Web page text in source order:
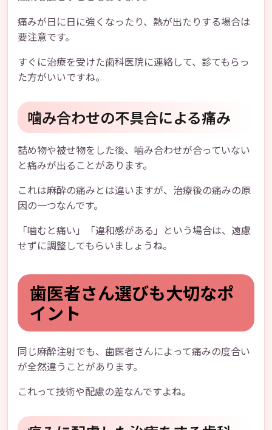
痛みが日に日に強くなったり、熱が出たりする場合は
要注意です。
すぐに治療を受けた歯科医院に連絡して、診てもらっ
た方がいいですね。
噛み合わせの不具合による痛み
詰め物や被せ物をした後、噛み合わせが合っていない
と痛みが出ることがあります。
これは麻酔の痛みとは違いますが、治療後の痛みの原
因の一つなんです。
「噛むと痛い」「違和感がある」という場合は、遠慮
せずに調整してもらいましょうね。
歯医者さん選びも大切なポ
イント
同じ麻酔注射でも、歯医者さんによって痛みの度合い
が全然違うことがあります。
これって技術や配慮の差なんですよね。